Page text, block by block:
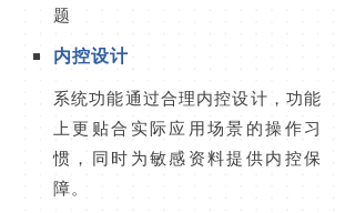
题
内控设计
系统功能通过合理内控设计，功能
上更贴合实际应用场景的操作习
惯，同时为敏感资料提供内控保
障。